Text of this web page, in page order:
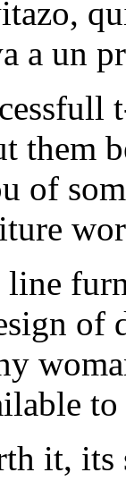
a un
them
of
line
of
it, its